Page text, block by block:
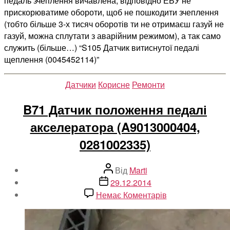
прискорюватиме обороти, щоб не пошкодити зчеплення
(тобто більше 3-х тисяч оборотів ти не отримаєш газуй не
газуй, можна сплутати з аварійним режимом), а так само
служить (більше…) “S105 Датчик витиснутої педалі
щеплення (0045452114)”
Категорії
Датчики Корисне Ремонти
B71 Датчик положення педалі
акселератора (A9013000404,
0281002335)
Автор
запису
Від Marti
Дата
запису
29.12.2014
Немає Коментарівдо